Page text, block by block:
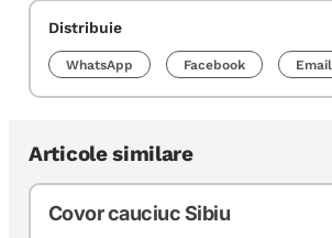
Distribuie
WhatsApp Facebook Email
Articole similare
Covor cauciuc Sibiu